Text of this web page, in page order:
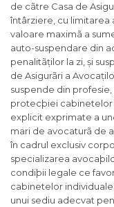
de cãtre Casa de
întârziere, cu limitarea
valoare maximã a
auto-suspendare din
penalitãților la zi, și
de Asigurãri a
suspende din
protecþiei cabinetelor
explicit exprimate a
mari de avocaturã de
în cadrul exclusiv
specializarea
condiþii legale ce
cabinetelor
unui sediu adecvat